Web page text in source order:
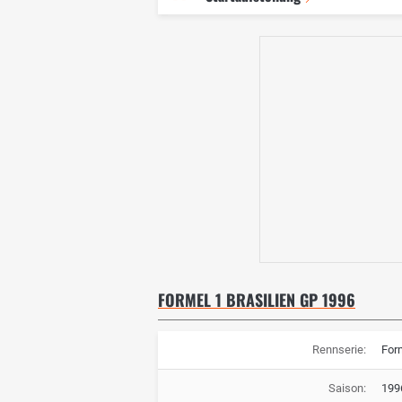
FORMEL 1 BRASILIEN GP 1996
Rennserie:
Saison: